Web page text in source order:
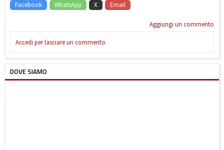
Facebook WhatsApp X Email
Aggiungi un commento
Accedi per lasciare un commento
DOVE SIAMO